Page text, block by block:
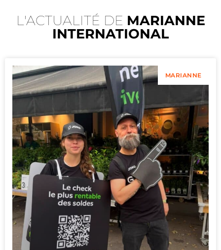
L'ACTUALITÉ DE MARIANNE
INTERNATIONAL
MARIANNE